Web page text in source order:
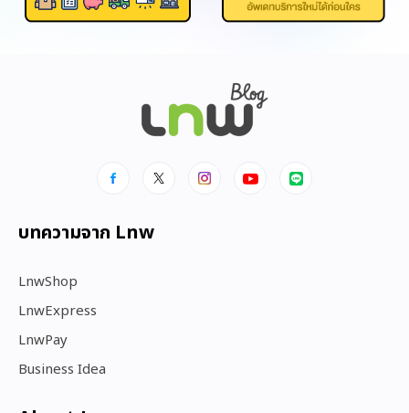
บทความจาก Lnw
LnwShop
LnwExpress
LnwPay
Business Idea